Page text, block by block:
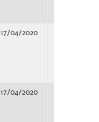
17/04/2020
17/04/2020